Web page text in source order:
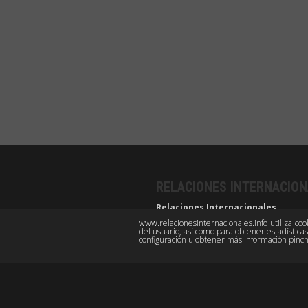
www.relacionesinternacionales.info utiliza
del usuario, así como para obtener
configuración u obtener más información
RELACIONES
Relaciones Internacionales
Revista académica cuatrimestral de
Grupo de Estudios de Relaciones
Facultad de Derecho, Universidad